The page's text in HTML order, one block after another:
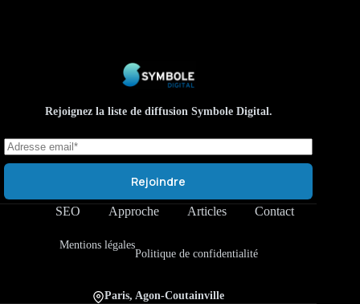
Rejoignez la liste de diffusion Symbole Digital.
Rejoindre
SEO Approche Articles Contact
Mentions légales
Politique de confidentialité
Paris, Agon-Coutainville